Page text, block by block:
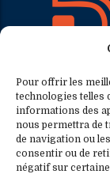
Pour offrir les
technologies telles
informations des
nous permettra de
de navigation ou
consentir ou de
négatif sur
Contact